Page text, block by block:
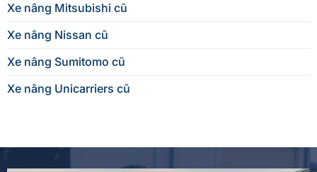
Xe nâng Mitsubishi cũ
Xe nâng Nissan cũ
Xe nâng Sumitomo cũ
Xe nâng Unicarriers cũ